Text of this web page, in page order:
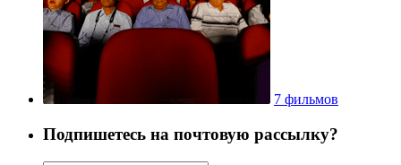
7 фильмов
Подпишетесь на почтовую рассылку?